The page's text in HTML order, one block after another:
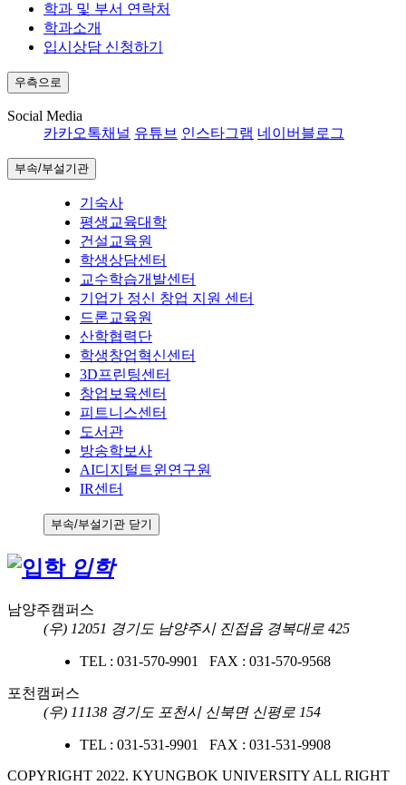
학과 및 부서 연락처
학과소개
입시상담 신청하기
우측으로
Social Media
카카오톡채널 유튜브 인스타그램 네이버블로그
부속/부설기관
기숙사
평생교육대학
건설교육원
학생상담센터
교수학습개발센터
기업가 정신 창업 지원 센터
드론교육원
산학협력단
학생창업혁신센터
3D프린팅센터
창업보육센터
피트니스센터
도서관
방송학보사
AI디지털트윈연구원
IR센터
부속/부설기관 닫기
입학
남양주캠퍼스
(우) 12051 경기도 남양주시 진접읍 경복대로 425
TEL : 031-570-9901 FAX : 031-570-9568
포천캠퍼스
(우) 11138 경기도 포천시 신북면 신평로 154
TEL : 031-531-9901 FAX : 031-531-9908
COPYRIGHT 2022. KYUNGBOK UNIVERSITY ALL RIGHT